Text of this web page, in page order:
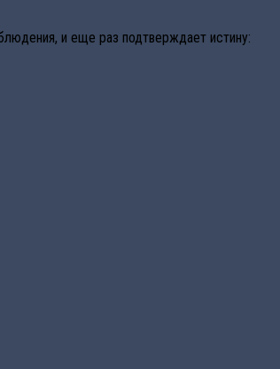
и еще раз подтверждает истину: